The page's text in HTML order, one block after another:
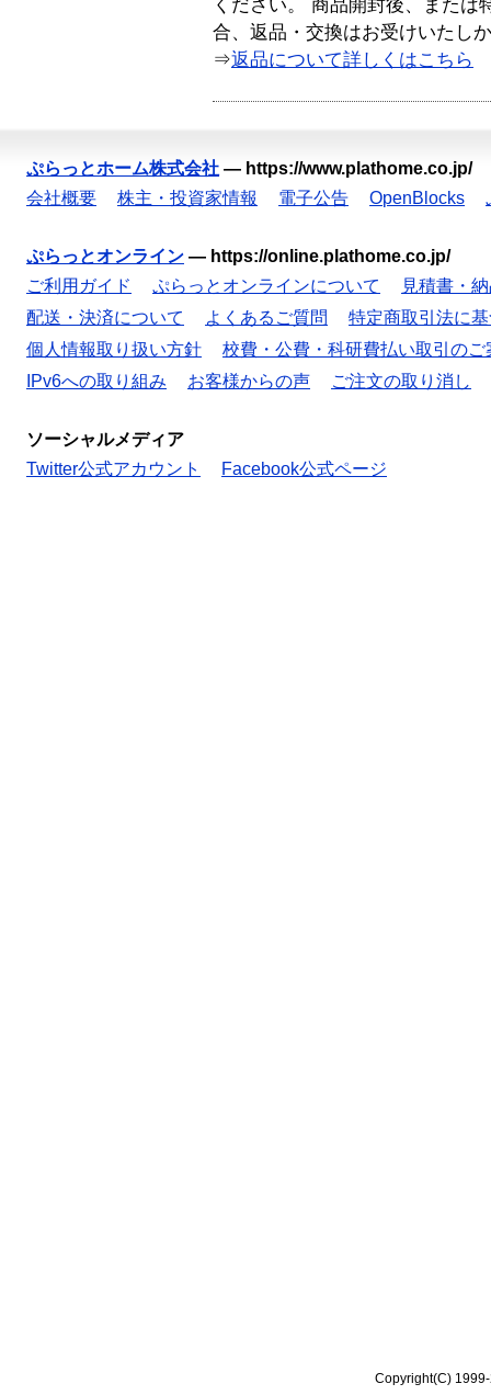
ください。 商品開封後、または
合、返品・交換はお受けいたし
⇒返品について詳しくはこちら
ぷらっとホーム株式会社 — https://www.plathome.co.jp/
会社概要
株主・投資家情報 電子公告 OpenBlocks
ぷらっとオンライン — https://online.plathome.co.jp/
ご利用ガイド
ぷらっとオンラインについて
見積書・
配送・決済について
よくあるご質問
特定商取引法に
個人情報取り扱い方針
校費・公費・科研費払い取引のご
IPv6への取り組み
お客様からの声 ご注文の取り消し
ソーシャルメディア
Twitter公式アカウント
Facebook公式ページ
Copyright(C)